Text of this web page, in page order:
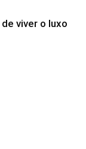
viver o luxo